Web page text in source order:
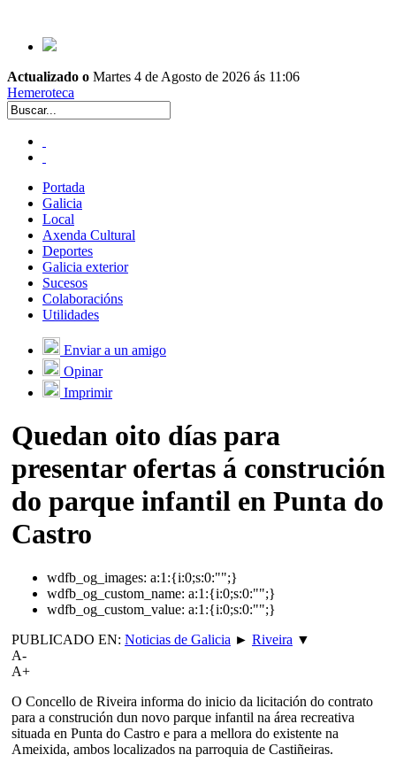
Actualizado o Martes 4 de Agosto de 2026 ás 11:06
Hemeroteca
Portada
Galicia
Local
Axenda Cultural
Deportes
Galicia exterior
Sucesos
Colaboracións
Utilidades
Enviar a un amigo
Opinar
Imprimir
Quedan oito días para
presentar ofertas á construción
do parque infantil en Punta do
Castro
wdfb_og_images: a:1:{i:0;s:0:"";}
wdfb_og_custom_name: a:1:{i:0;s:0:"";}
wdfb_og_custom_value: a:1:{i:0;s:0:"";}
PUBLICADO EN: Noticias de Galicia ► Riveira ▼
A-
A+
O Concello de Riveira informa do inicio da licitación do contrato
para a construción dun novo parque infantil na área recreativa
situada en Punta do Castro e para a mellora do existente na
Ameixida, ambos localizados na parroquia de Castiñeiras.